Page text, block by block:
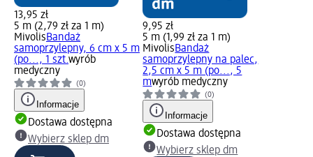
13,95 zł
5 m (2,79 zł za 1 m)
MivolisBandaż
samoprzylepny, 6 cm x 5 m
(po..., 1 szt.wyrób
medyczny
(0)
Informacje
Dostawa dostępna
Wybierz sklep dm
9,95 zł
5 m (1,99 zł za 1 m)
MivolisBandaż
samoprzylepny na palec,
2,5 cm x 5 m (po..., 5
mwyrób medyczny
(0)
Informacje
Dostawa dostępna
Wybierz sklep dm